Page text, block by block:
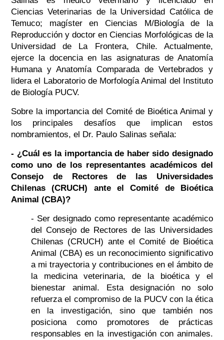
Ciencias Veterinarias de la Universidad Católica de
Temuco; magíster en Ciencias M/Biología de la
Reproducción y doctor en Ciencias Morfológicas de la
Universidad de La Frontera, Chile. Actualmente,
ejerce la docencia en las asignaturas de Anatomía
Humana y Anatomía Comparada de Vertebrados y
lidera el Laboratorio de Morfología Animal del Instituto
de Biología PUCV.
Sobre la importancia del Comité de Bioética Animal y
los principales desafíos que implican estos
nombramientos, el Dr. Paulo Salinas señala:
- ¿Cuál es la importancia de haber sido designado
como uno de los representantes académicos del
Consejo de Rectores de las Universidades
Chilenas (CRUCH) ante el Comité de Bioética
Animal (CBA)?
- Ser designado como representante académico
del Consejo de Rectores de las Universidades
Chilenas (CRUCH) ante el Comité de Bioética
Animal (CBA) es un reconocimiento significativo
a mi trayectoria y contribuciones en el ámbito de
la medicina veterinaria, de la bioética y el
bienestar animal. Esta designación no solo
refuerza el compromiso de la PUCV con la ética
en la investigación, sino que también nos
posiciona como promotores de prácticas
responsables en la investigación con animales.